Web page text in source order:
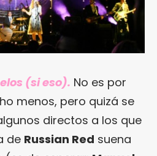
(si eso). No es por
menos, pero quizá se
directos a los que
de Russian Red suena